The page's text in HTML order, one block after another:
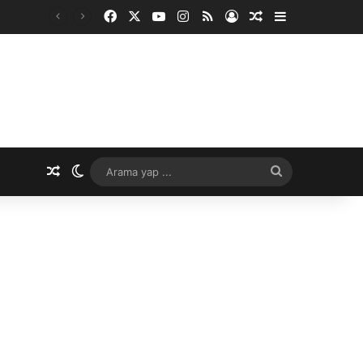
Facebook YouTubeInstagram
RSS Kayıt OlRastgele Makale
Rastgele Makale
Dış görünümü değiştir
yap